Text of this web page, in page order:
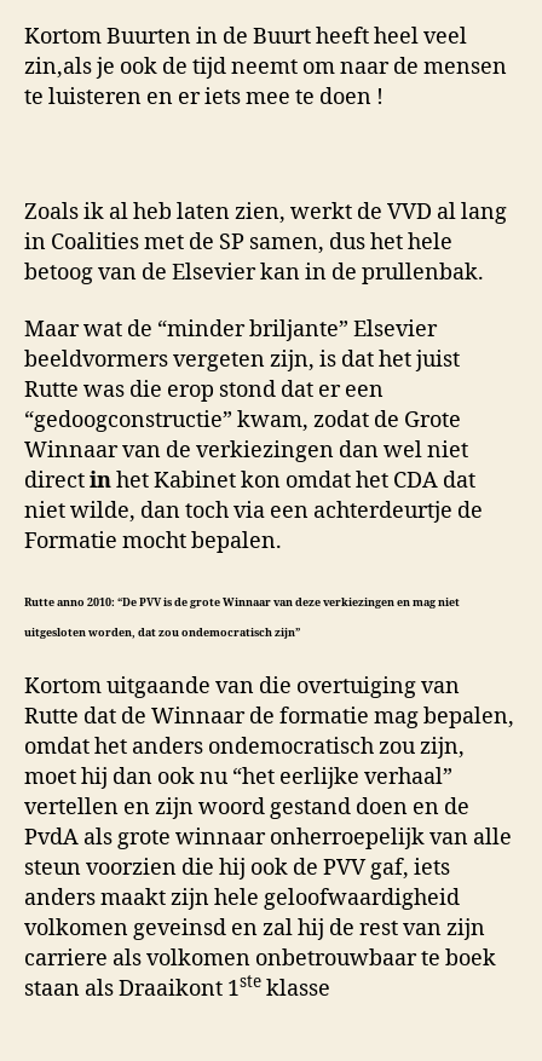
Kortom Buurten in de Buurt heeft heel veel
zin,als je ook de tijd neemt om naar de mensen
te luisteren en er iets mee te doen !
Zoals ik al heb laten zien, werkt de VVD al lang
in Coalities met de SP samen, dus het hele
betoog van de Elsevier kan in de prullenbak.
Maar wat de “minder briljante” Elsevier
beeldvormers vergeten zijn, is dat het juist
Rutte was die erop stond dat er een
“gedoogconstructie” kwam, zodat de Grote
Winnaar van de verkiezingen dan wel niet
directinhet Kabinet kon omdat het CDA dat
niet wilde, dan toch via een achterdeurtje de
Formatie mocht bepalen.
Rutte anno 2010: “De PVV is de grote Winnaar van deze verkiezingen en mag niet
uitgesloten worden, dat zou ondemocratisch zijn”
Kortom uitgaande van die overtuiging van
Rutte dat de Winnaar de formatie mag bepalen,
omdat het anders ondemocratisch zou zijn,
moet hij dan ook nu “het eerlijke verhaal”
vertellen en zijn woord gestand doen en de
PvdA als grote winnaar onherroepelijk van alle
steun voorzien die hij ook de PVV gaf, iets
anders maakt zijn hele geloofwaardigheid
volkomen geveinsd en zal hij de rest van zijn
carriere als volkomen onbetrouwbaar te boek
staan als Draaikont 1ste klasse